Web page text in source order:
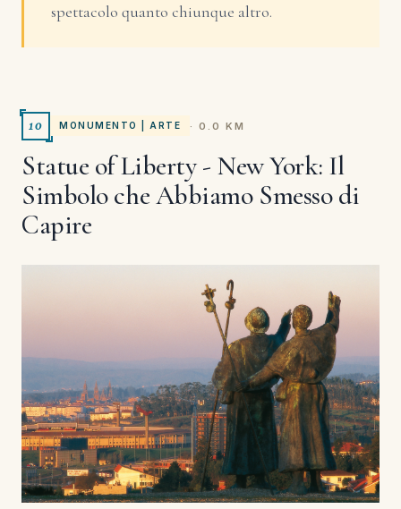
spettacolo quanto chiunque altro.
10 MONUMENTO | ARTE · 0.0 KM
Statue of Liberty - New York: Il
Simbolo che Abbiamo Smesso di
Capire